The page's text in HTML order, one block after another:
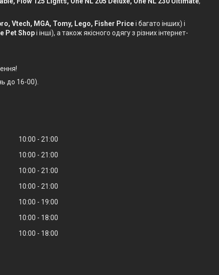
Vtech, MGA, Tomy, Lego, Fisher Priceі багато інших) і
Pet Shopі інші), а також якісного одягу з різних інтернет-
до 16-00).
10:00
21:00
10:00
21:00
10:00
21:00
10:00
21:00
10:00
19:00
10:00
18:00
10:00
18:00